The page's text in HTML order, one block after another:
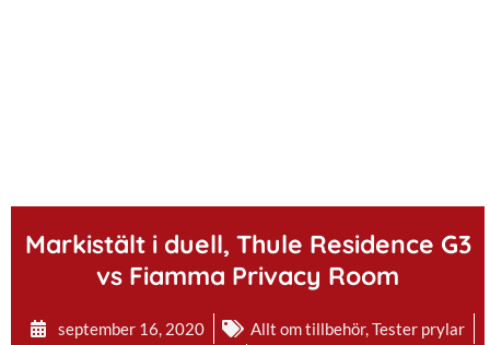
Markistält i duell, Thule Residence G3
vs Fiamma Privacy Room
september 16, 2020 Allt om tillbehör,Tester prylar